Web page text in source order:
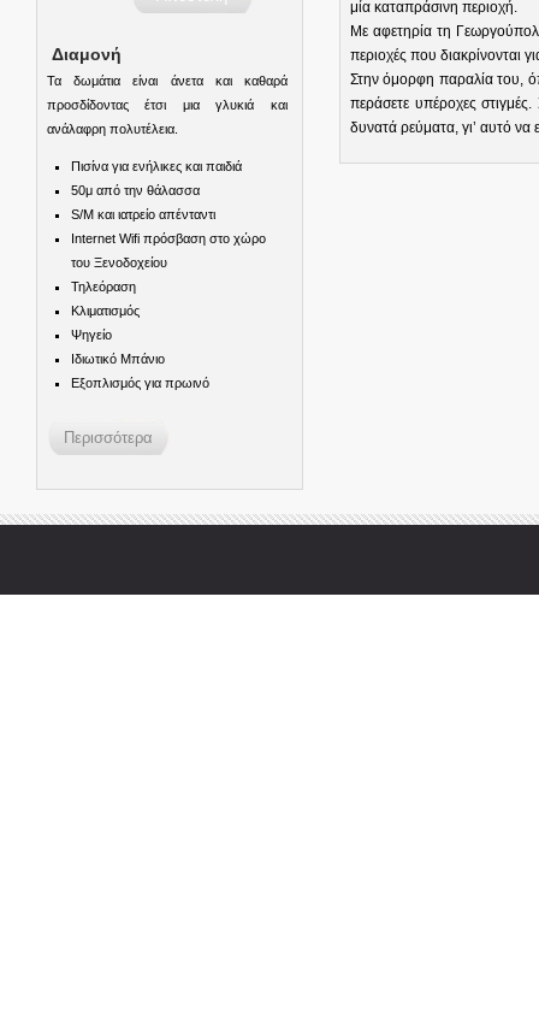
Διαμονή
Τα δωμάτια είναι άνετα και καθαρά
προσδίδοντας έτσι μια γλυκιά και
ανάλαφρη πολυτέλεια.
Πισίνα για ενήλικες και παιδιά
50μ από την θάλασσα
S/M και ιατρείο απένταντι
Internet Wifi πρόσβαση στο χώρο
του Ξενοδοχείου
Τηλεόραση
Κλιματισμός
Ψηγείο
Ιδιωτικό Μπάνιο
Εξοπλισμός για πρωινό
μία καταπράσινη περιοχή.
Με αφετηρία τη
περιοχές που διακρίνονται
Στην όμορφη παραλία του,
περάσετε υπέροχες
δυνατά ρεύματα, γι’ αυτό να